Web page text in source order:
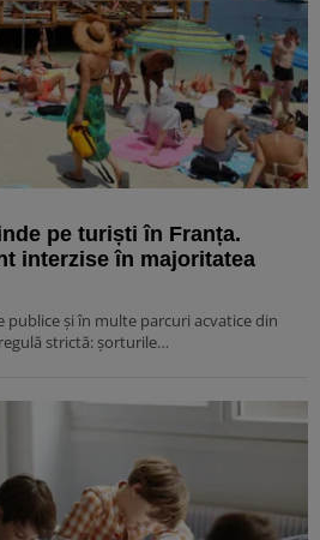
pe turiști în Franța.
interzise în majoritatea
publice și în multe parcuri acvatice din
strictă: șorturile…